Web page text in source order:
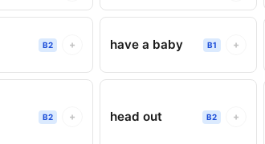
B2 + have a baby B1 +
B2 + head out B2 +